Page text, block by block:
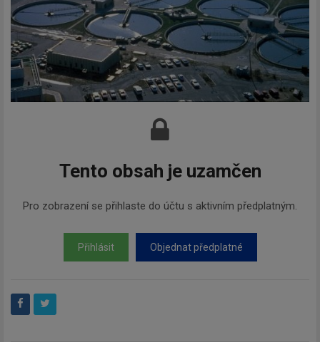
Tento obsah je uzamčen
Pro zobrazení se přihlaste do účtu s aktivním předplatným.
Přihlásit Objednat předplatné